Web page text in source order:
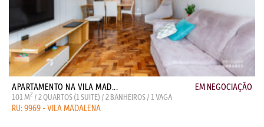
APARTAMENTO NA VILA MAD... EM NEGOCIAÇÃO
101 M2 / 2 QUARTOS (1 SUITE) / 2 BANHEIROS / 1 VAGA
RU: 9969 - VILA MADALENA